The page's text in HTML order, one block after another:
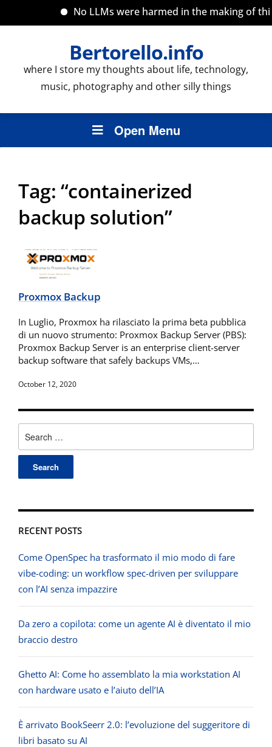
No LLMs were harmed in the making of this
Bertorello.info
where I store my thoughts about life, technology,
music, photography and other silly things
Open Menu
for:
RECENT POSTS
Come OpenSpec ha trasformato il mio modo di fare
vibe-coding: un workflow spec-driven per sviluppare
con l’AI senza impazzire
Da zero a copilota: come un agente AI è diventato il mio
braccio destro
Ghetto AI: Come ho assemblato la mia workstation AI
con hardware usato e l’aiuto dell’IA
È arrivato BookSeerr 2.0: l’evoluzione del suggeritore di
libri basato su AI
Tag: “containerized
backup solution”
Proxmox Backup
In Luglio, Proxmox ha rilasciato la prima beta pubblica
di un nuovo strumento: Proxmox Backup Server (PBS):
Proxmox Backup Server is an enterprise client-server
backup software that safely backups VMs,…
October 12, 2020